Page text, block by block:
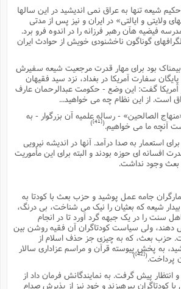
شیعه تنها به عراق نمى اندیشید در این سالها
ولایتى و ایالتى» در ایران و نیز پس از مدتى
فیضیه هآن رهبر فرزانه را در اندوه فرو برد.
گوناگون ناخشنودى خویش از حوادث ایران
بود براى مهار قدرت مرجعیت شیعه سفیرش
سفارت آمریکا در بغداد، نزد سید فقیهان
گفت: این وضع - حکومت عبدالرحمان عارف
است. از این نظام چه مى خواهید...
الصالحین» - رساله علمیه آن بزرگوار - به
آنچه ما مى خواهیم. [41]
)
استعمار به صدا درآمد. آنها در اندیشه نیرویى
افسانه اى حوزه بودند و البته براى این مأموریت
بعث وجود نداشت.
جامه عمل پوشید و حزب بعث با کودتا به
شیعه که بعثیان را نیک مى شناخت، بى درنگ،
سنت را در یک جبهه گرد آورد تا در انجام
دهند، ولى سیاست کودتاگران آن فقیه روشن بین
حزب بعث، که به چیزى جز حذف اسلام از
به پخش پیوسته قرآن و مراسم عزادارى سالار
پرداخت. [42]
)
پیش گرفت. به نمایندگانش فرمان داد از
کودتاگران بپرهیزند و خود نیز از پذیرش صدام